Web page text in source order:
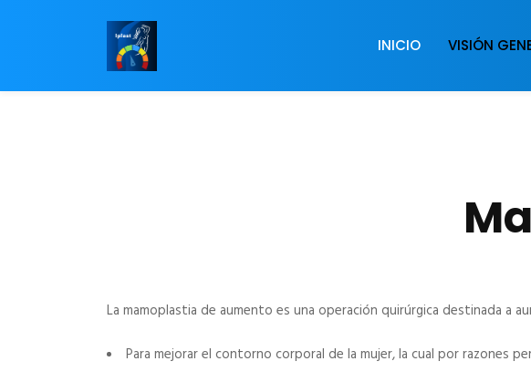
INICIO VISIÓN
La mamoplastia de aumento es una operación quirúrgica destinada a
Para mejorar el contorno corporal de la mujer, la cual por razones